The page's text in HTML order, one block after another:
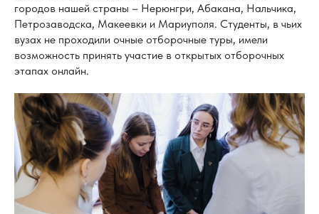
городов нашей страны – Нерюнгри, Абакана, Нальчика,
Петрозаводска, Макеевки и Мариуполя. Студенты, в чьих
вузах не проходили очные отборочные туры, имели
возможность принять участие в открытых отборочных
этапах онлайн.